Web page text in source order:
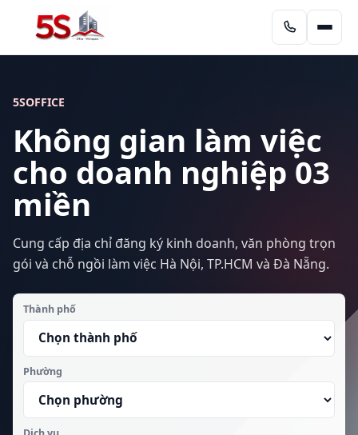
5SOFFICE
Không gian làm việc
cho doanh nghiệp 03
miền
Cung cấp địa chỉ đăng ký kinh doanh, văn phòng trọn
gói và chỗ ngồi làm việc Hà Nội, TP.HCM và Đà Nẵng.
Thành phố
Phường